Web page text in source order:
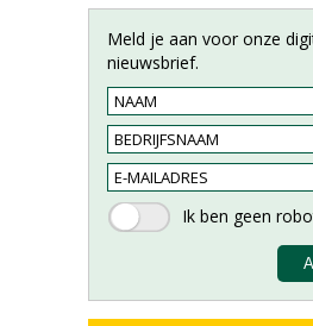
Meld je aan voor onze
nieuwsbrief.